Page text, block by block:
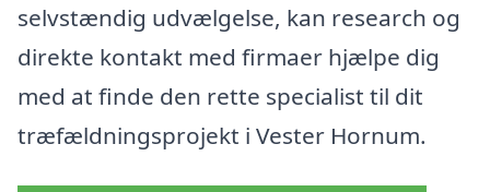
selvstændig udvælgelse, kan research og
direkte kontakt med firmaer hjælpe dig
med at finde den rette specialist til dit
træfældningsprojekt i Vester Hornum.